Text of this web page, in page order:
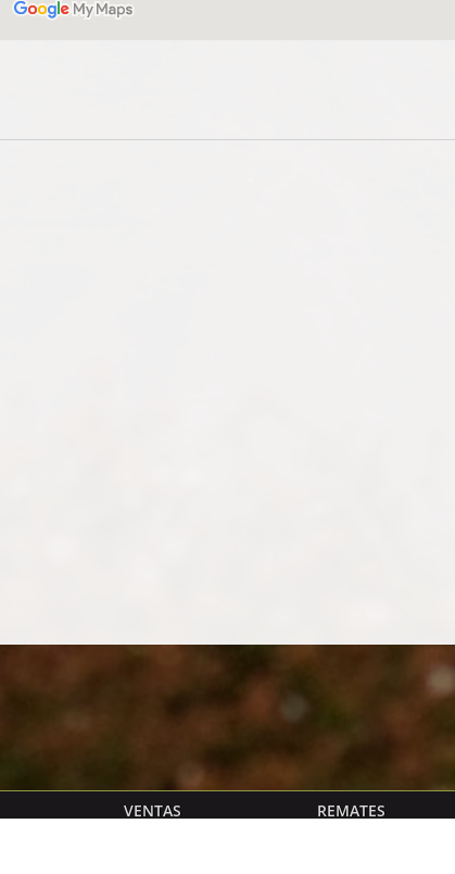
VENTAS REMATES